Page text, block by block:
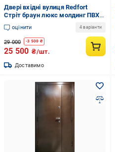
Двері вхідні вулиця Redfort
Стріт браун люкс молдинг ПВХ з
терморозривом 960х2040 мм
Коричневий/Горіх темний
(23537602)
оцінити 4 варіанти
29 000 -3 500 ₴
25 500 ₴/шт.
Доставимо